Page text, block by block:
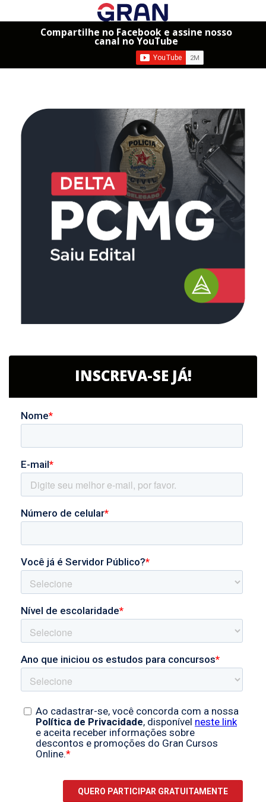
Compartilhe no Facebook e assine nosso
canal no YouTube
INSCREVA-SE JÁ!